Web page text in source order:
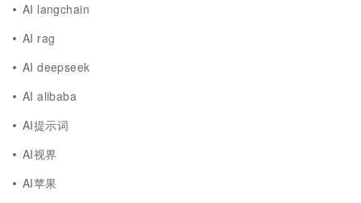
AI langchain
AI rag
AI deepseek
AI alibaba
AI提示词
AI视界
AI苹果